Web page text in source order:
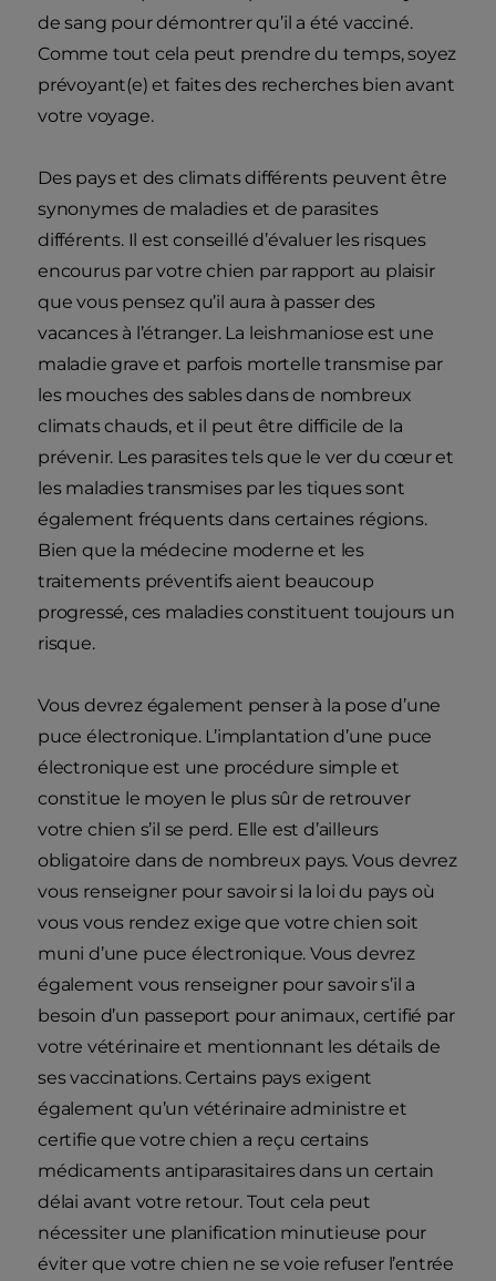
de sang pour démontrer qu’il a été vacciné.
Comme tout cela peut prendre du temps, soyez
prévoyant(e) et faites des recherches bien avant
votre voyage.
Des pays et des climats différents peuvent être
synonymes de maladies et de parasites
différents. Il est conseillé d’évaluer les risques
encourus par votre chien par rapport au plaisir
que vous pensez qu’il aura à passer des
vacances à l’étranger. La leishmaniose est une
maladie grave et parfois mortelle transmise par
les mouches des sables dans de nombreux
climats chauds, et il peut être difficile de la
prévenir. Les parasites tels que le ver du cœur et
les maladies transmises par les tiques sont
également fréquents dans certaines régions.
Bien que la médecine moderne et les
traitements préventifs aient beaucoup
progressé, ces maladies constituent toujours un
risque.
Vous devrez également penser à la pose d’une
puce électronique. L’implantation d’une puce
électronique est une procédure simple et
constitue le moyen le plus sûr de retrouver
votre chien s’il se perd. Elle est d’ailleurs
obligatoire dans de nombreux pays. Vous devrez
vous renseigner pour savoir si la loi du pays où
vous vous rendez exige que votre chien soit
muni d’une puce électronique. Vous devrez
également vous renseigner pour savoir s’il a
besoin d’un passeport pour animaux, certifié par
votre vétérinaire et mentionnant les détails de
ses vaccinations. Certains pays exigent
également qu’un vétérinaire administre et
certifie que votre chien a reçu certains
médicaments antiparasitaires dans un certain
délai avant votre retour. Tout cela peut
nécessiter une planification minutieuse pour
éviter que votre chien ne se voie refuser l’entrée